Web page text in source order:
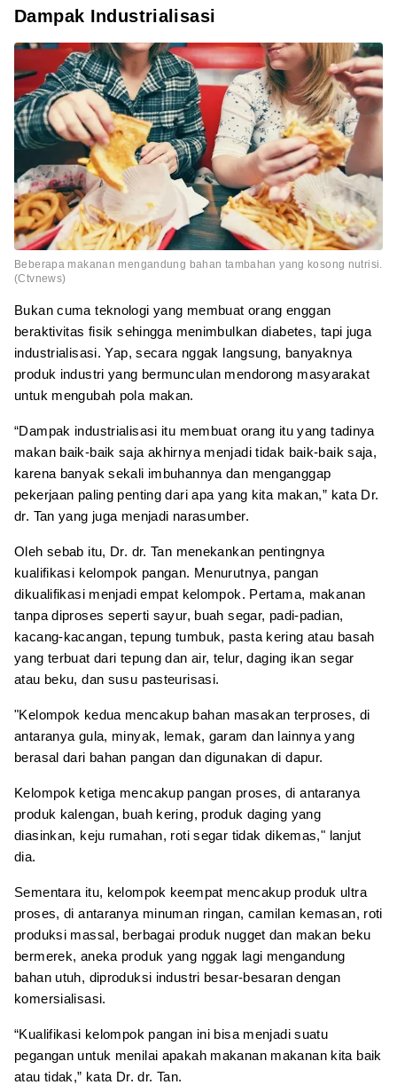
Dampak Industrialisasi
Beberapa makanan mengandung bahan tambahan yang kosong nutrisi.
(Ctvnews)
Bukan cuma teknologi yang membuat orang enggan
beraktivitas fisik sehingga menimbulkan diabetes, tapi juga
industrialisasi. Yap, secara nggak langsung, banyaknya
produk industri yang bermunculan mendorong masyarakat
untuk mengubah pola makan.
“Dampak industrialisasi itu membuat orang itu yang tadinya
makan baik-baik saja akhirnya menjadi tidak baik-baik saja,
karena banyak sekali imbuhannya dan menganggap
pekerjaan paling penting dari apa yang kita makan,” kata Dr.
dr. Tan yang juga menjadi narasumber.
Oleh sebab itu, Dr. dr. Tan menekankan pentingnya
kualifikasi kelompok pangan. Menurutnya, pangan
dikualifikasi menjadi empat kelompok. Pertama, makanan
tanpa diproses seperti sayur, buah segar, padi-padian,
kacang-kacangan, tepung tumbuk, pasta kering atau basah
yang terbuat dari tepung dan air, telur, daging ikan segar
atau beku, dan susu pasteurisasi.
"Kelompok kedua mencakup bahan masakan terproses, di
antaranya gula, minyak, lemak, garam dan lainnya yang
berasal dari bahan pangan dan digunakan di dapur.
Kelompok ketiga mencakup pangan proses, di antaranya
produk kalengan, buah kering, produk daging yang
diasinkan, keju rumahan, roti segar tidak dikemas," lanjut
dia.
Sementara itu, kelompok keempat mencakup produk ultra
proses, di antaranya minuman ringan, camilan kemasan, roti
produksi massal, berbagai produk nugget dan makan beku
bermerek, aneka produk yang nggak lagi mengandung
bahan utuh, diproduksi industri besar-besaran dengan
komersialisasi.
“Kualifikasi kelompok pangan ini bisa menjadi suatu
pegangan untuk menilai apakah makanan makanan kita baik
atau tidak,” kata Dr. dr. Tan.